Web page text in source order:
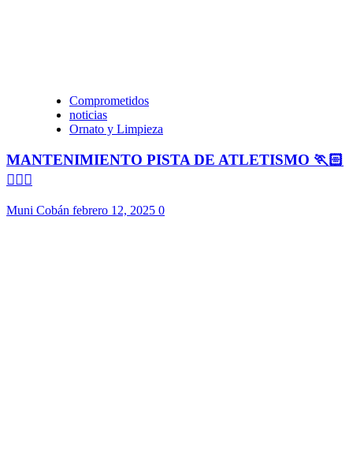
Comprometidos
noticias
Ornato y Limpieza
MANTENIMIENTO PISTA DE ATLETISMO 🏃🏻
🏃🏻‍♀️
Muni Cobán febrero 12, 2025 0